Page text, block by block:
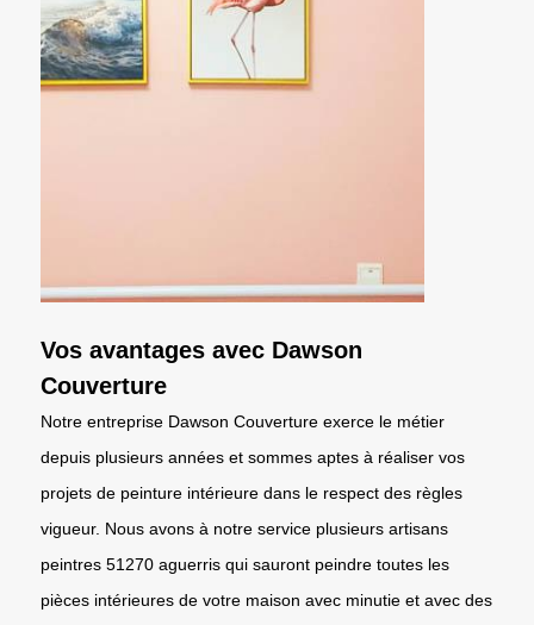
Vos avantages avec Dawson
Couverture
Notre entreprise Dawson Couverture exerce le métier
depuis plusieurs années et sommes aptes à réaliser vos
projets de peinture intérieure dans le respect des règles
vigueur. Nous avons à notre service plusieurs artisans
peintres 51270 aguerris qui sauront peindre toutes les
pièces intérieures de votre maison avec minutie et avec des